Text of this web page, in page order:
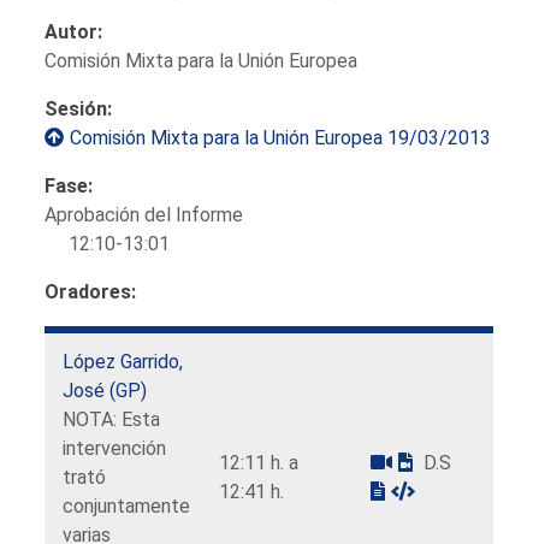
Autor:
Comisión Mixta para la Unión Europea
Sesión:
Comisión Mixta para la Unión Europea 19/03/2013
Fase:
Aprobación del Informe
12:10-13:01
Oradores:
López Garrido,
José (GP)
NOTA: Esta
intervención
trató
conjuntamente
varias
12:11 h. a
12:41 h.
D.S